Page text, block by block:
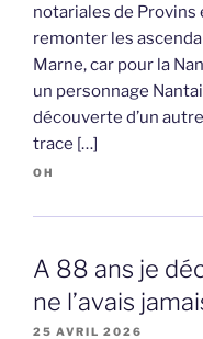
notariales de Provins
remonter les
Marne, car pour la
un personnage
découverte d’un
trace […]
OH
A 88 ans je
ne l’avais
25 AVRIL 2026